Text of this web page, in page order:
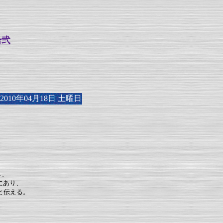
年04月18日 土曜日
あり、
える。